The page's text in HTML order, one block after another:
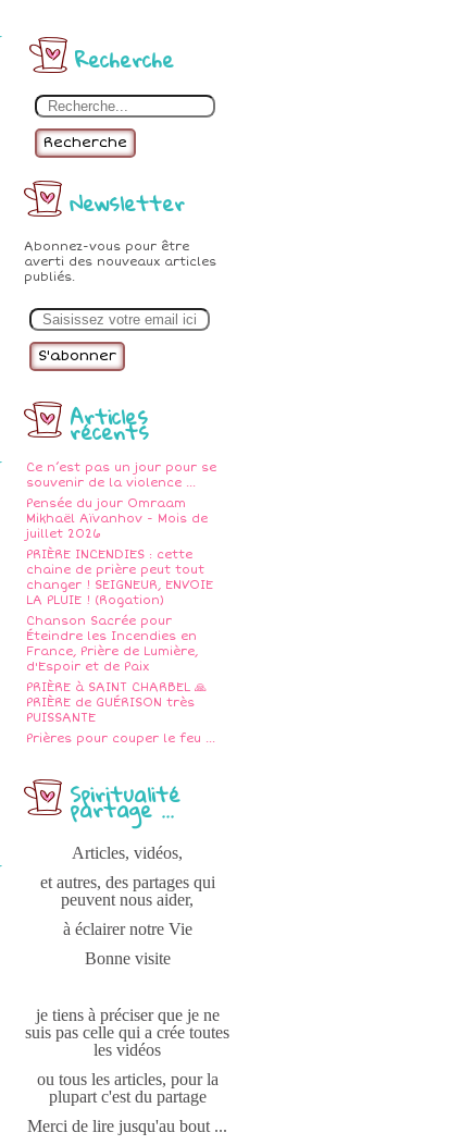
Recherche
Recherche
Newsletter
Abonnez-vous pour être
averti des nouveaux articles
publiés.
m
Articles
récents
Ce n’est pas un jour pour se
souvenir de la violence ...
Pensée du jour Omraam
Mikhaël Aïvanhov - Mois de
juillet 2026
PRIÈRE INCENDIES : cette
chaine de prière peut tout
changer ! SEIGNEUR, ENVOIE
LA PLUIE ! (Rogation)
Chanson Sacrée pour
Éteindre les Incendies en
France, Prière de Lumière,
d'Espoir et de Paix
PRIÈRE à SAINT CHARBEL 🙏
PRIÈRE de GUÉRISON très
PUISSANTE
Prières pour couper le feu ...
Spiritualité
partage ...
Articles, vidéos,
et autres, des partages qui
peuvent nous aider,
à éclairer notre Vie
Bonne visite
je tiens à préciser que je ne
suis pas celle qui a crée toutes
les vidéos
ou tous les articles, pour la
plupart c'est du partage
Merci de lire jusqu'au bout ...